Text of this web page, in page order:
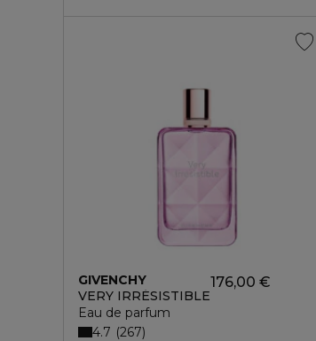
GIVENCHY
VERY IRRÉSISTIBLE
Eau de parfum
176,00 €
4.7 267